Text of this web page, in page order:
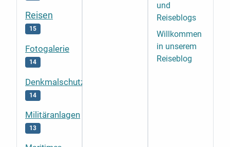
Reisen
15
Fotogalerie
14
Denkmalschutz
14
Militäranlagen
13
und
Reiseblogs
Willkommen
in unserem
Reiseblog